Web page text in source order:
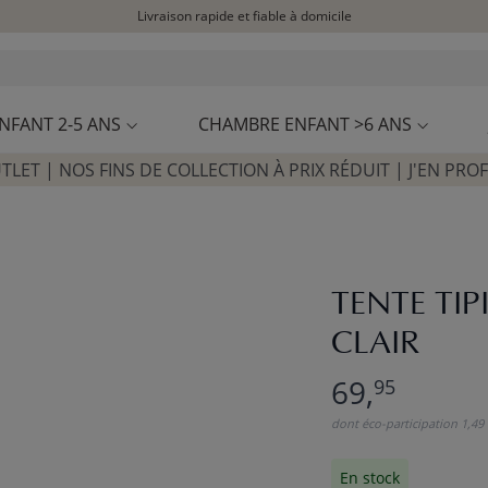
Livraison rapide et fiable à domicile
2-5 ANS CHAMBRE ENFANT >6 ANS
| NOS FINS DE COLLECTION À PRIX RÉDUIT | J'EN
TENTE
CLAIR
69,95
dont éco-participation 1,49
En stock